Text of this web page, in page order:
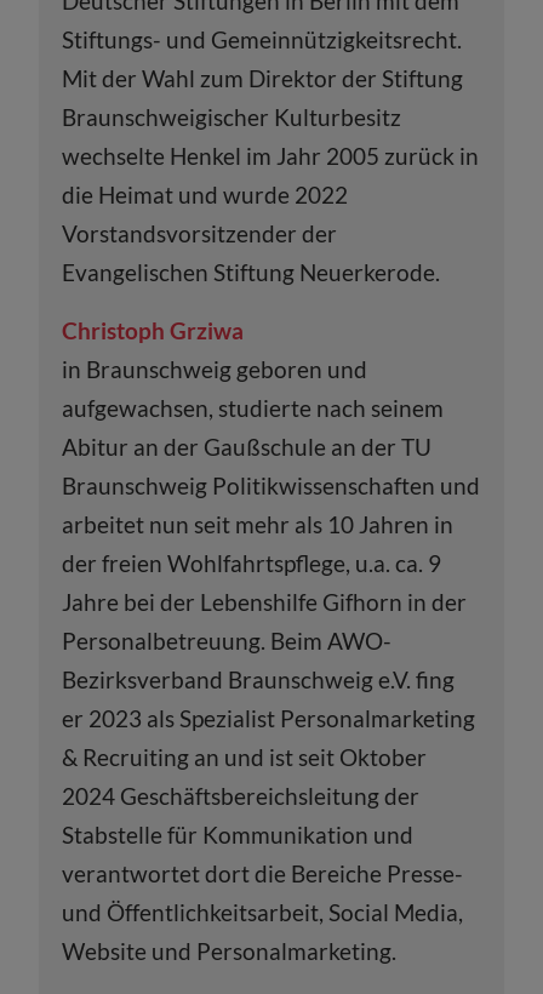
Stiftungs- und Gemeinnützigkeitsrecht.
Mit der Wahl zum Direktor der Stiftung
Braunschweigischer Kulturbesitz
wechselte Henkel im Jahr 2005 zurück in
die Heimat und wurde 2022
Vorstandsvorsitzender der
Evangelischen Stiftung Neuerkerode.
Christoph Grziwa
in Braunschweig geboren und
aufgewachsen, studierte nach seinem
Abitur an der Gaußschule an der TU
Braunschweig Politikwissenschaften und
arbeitet nun seit mehr als 10 Jahren in
der freien Wohlfahrtspflege, u.a. ca. 9
Jahre bei der Lebenshilfe Gifhorn in der
Personalbetreuung. Beim AWO-
Bezirksverband Braunschweig e.V. fing
er 2023 als Spezialist Personalmarketing
& Recruiting an und ist seit Oktober
2024 Geschäftsbereichsleitung der
Stabstelle für Kommunikation und
verantwortet dort die Bereiche Presse-
und Öffentlichkeitsarbeit, Social Media,
Website und Personalmarketing.